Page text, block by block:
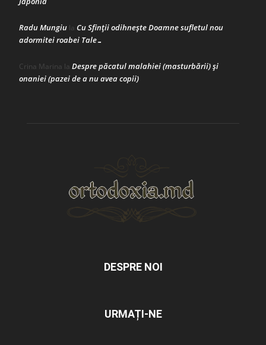
Radu Mungiu la Cu Sfinții odihnește Doamne sufletul nou
adormitei roabei Tale…
Crina Marina la Despre păcatul malahiei (masturbării) şi
onaniei (pazei de a nu avea copii)
DESPRE NOI
URMAȚI-NE